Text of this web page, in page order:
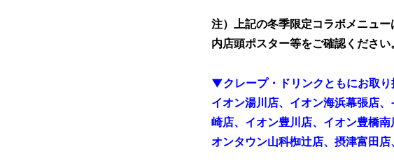
注）上記の冬季限定コラボメニュー
内店頭ポスター等をご確認ください。
▼クレープ・ドリンクともにお取
イオン湯川店、イオン海浜幕張店
崎店、イオン豊川店、イオン豊橋
オンタウン山科椥辻店、摂津富田店